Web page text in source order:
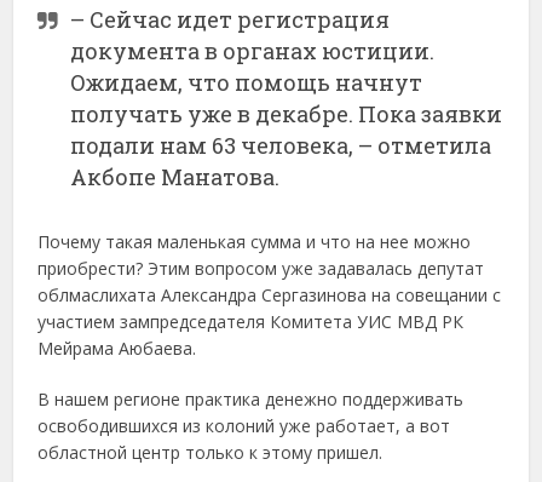
– Сейчас идет регистрация
документа в органах юстиции.
Ожидаем, что помощь начнут
получать уже в декабре. Пока заявки
подали нам 63 человека, – отметила
Акбопе Манатова.
Почему такая маленькая сумма и что на нее можно
приобрести? Этим вопросом уже задавалась депутат
облмаслихата Александра Сергазинова на совещании с
участием зампредседателя Комитета УИС МВД РК
Мейрама Аюбаева.
В нашем регионе практика денежно поддерживать
освободившихся из колоний уже работает, а вот
областной центр только к этому пришел.